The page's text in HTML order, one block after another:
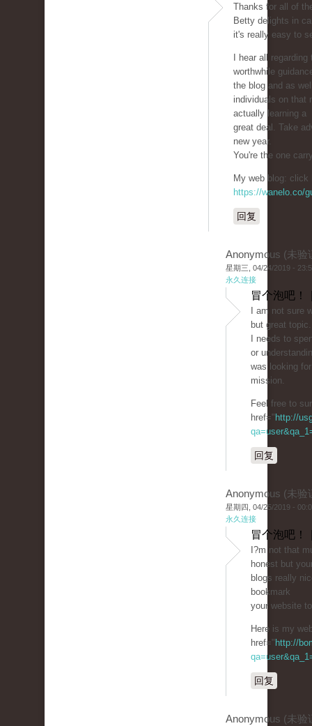
Thanks for all of
Betty delights in
it's really easy to
I hear all
worthwhile
the blog and as
individuals on that
actually learning a
great deal. Take
new year.
You're the one
My web blog: click
https://wanelo.co/
回复
Anonymous (未验
星期三, 04/24/2019 -
永久连接
冒个泡吧！
I am not sure
but great topic.
I needs to
or
was looking
mission.
Feel free to
href=" http://
回复
Anonymous (未验
星期四, 04/25/2019 -
永久连接
冒个泡吧！
I?m not that
honest but
blogs really
bookmark
your website
Here is my
href=" http://
回复
Anonymous (未验